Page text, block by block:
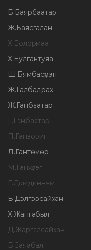
Б.Баярбаатар
Ж.Баясгалан
Х.Болормаа
Х.Булгантуяа
Ш.Бямбасүрэн
Ж.Галбадрах
Ж.Ганбаатар
Г.Ганбаатар
П.Ганзориг
Л.Гантөмөр
М.Ганхүлэг
Г.Дамдинням
Б.Дэлгэрсайхан
Х.Жангабыл
Д.Жаргалсайхан
Б.Заяабал